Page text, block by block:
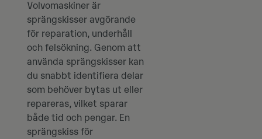
Volvomaskiner är
sprängskisser avgörande
för reparation, underhåll
och felsökning. Genom att
använda sprängskisser kan
du snabbt identifiera delar
som behöver bytas ut eller
repareras, vilket sparar
både tid och pengar. En
sprängskiss för